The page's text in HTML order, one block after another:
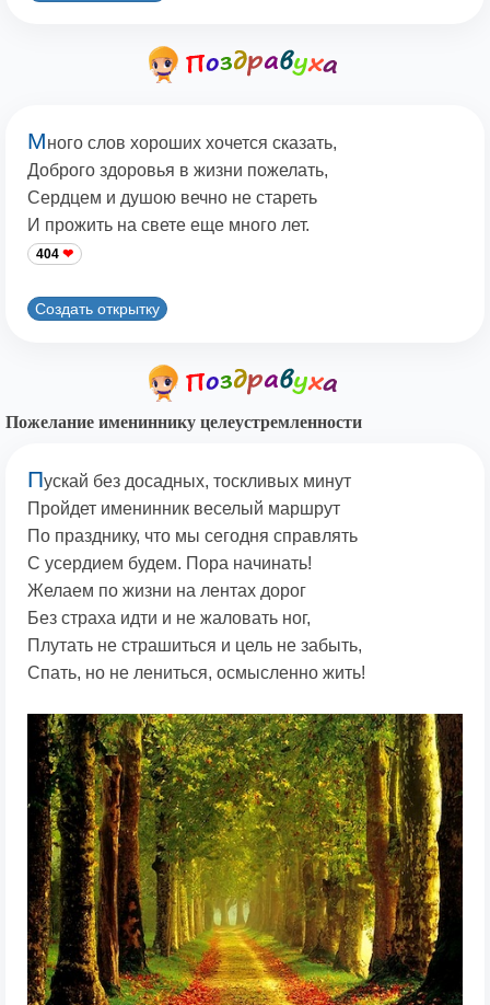
Много слов хороших хочется сказать,
Доброго здоровья в жизни пожелать,
Сердцем и душою вечно не стареть
И прожить на свете еще много лет.
404
Создать открытку
Пожелание имениннику целеустремленности
Пускай без досадных, тоскливых минут
Пройдет именинник веселый маршрут
По празднику, что мы сегодня справлять
С усердием будем. Пора начинать!
Желаем по жизни на лентах дорог
Без страха идти и не жаловать ног,
Плутать не страшиться и цель не забыть,
Спать, но не лениться, осмысленно жить!